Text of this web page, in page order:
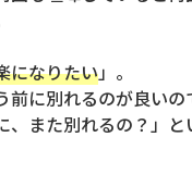
になりたい」。
前に別れるのが良い
、また別れるの？」と